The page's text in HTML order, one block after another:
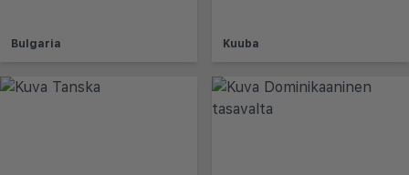
Bulgaria Kuuba